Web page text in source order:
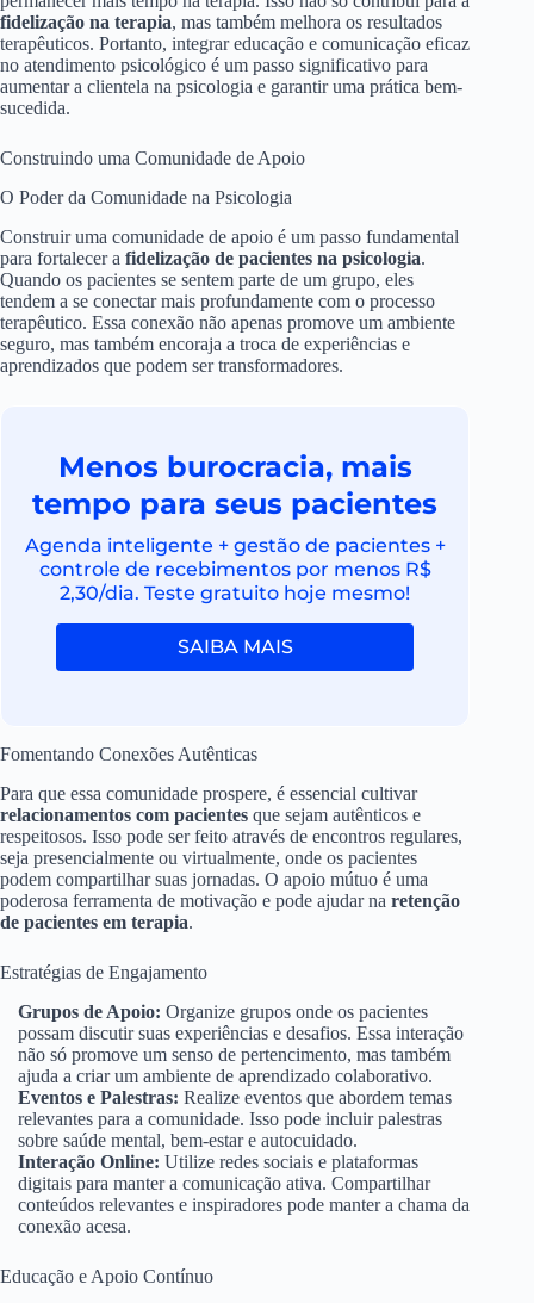
fidelização na terapia, mas também melhora os resultados
terapêuticos. Portanto, integrar educação e comunicação eficaz
no atendimento psicológico é um passo significativo para
aumentar a clientela na psicologia e garantir uma prática bem-
sucedida.
Construindo uma Comunidade de Apoio
O Poder da Comunidade na Psicologia
Construir uma comunidade de apoio é um passo fundamental
para fortalecer a fidelização de pacientes na psicologia.
Quando os pacientes se sentem parte de um grupo, eles
tendem a se conectar mais profundamente com o processo
terapêutico. Essa conexão não apenas promove um ambiente
seguro, mas também encoraja a troca de experiências e
aprendizados que podem ser transformadores.
Menos burocracia, mais
tempo para seus pacientes
Agenda inteligente + gestão de pacientes +
controle de recebimentos por menos R$
2,30/dia. Teste gratuito hoje mesmo!
SAIBA MAIS
Fomentando Conexões Autênticas
Para que essa comunidade prospere, é essencial cultivar
relacionamentos com pacientes que sejam autênticos e
respeitosos. Isso pode ser feito através de encontros regulares,
seja presencialmente ou virtualmente, onde os pacientes
podem compartilhar suas jornadas. O apoio mútuo é uma
poderosa ferramenta de motivação e pode ajudar na retenção
de pacientes em terapia.
Estratégias de Engajamento
Grupos de Apoio: Organize grupos onde os pacientes
possam discutir suas experiências e desafios. Essa interação
não só promove um senso de pertencimento, mas também
ajuda a criar um ambiente de aprendizado colaborativo.
Eventos e Palestras: Realize eventos que abordem temas
relevantes para a comunidade. Isso pode incluir palestras
sobre saúde mental, bem-estar e autocuidado.
Interação Online: Utilize redes sociais e plataformas
digitais para manter a comunicação ativa. Compartilhar
conteúdos relevantes e inspiradores pode manter a chama da
conexão acesa.
Educação e Apoio Contínuo